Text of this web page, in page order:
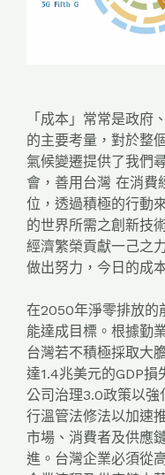
「成本」常常是政府
的主要考量，對於整
氣候變遷提供了我們
會，善用台灣 在消費
位，透過積極的行動
的世界所需之創新技
經濟繁榮貢獻一己之
做出努力，今日的成
在2050年淨零排放的
能達成目標。根據勤
台灣若不積極採取大
達1.4兆美元的GDP
公司治理3.0政策以強
行溫管法修法以加速
市場、消費者及供應
進。台灣企業必須從